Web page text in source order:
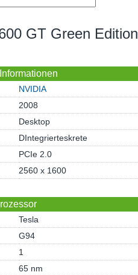
GT Green Edition
NVIDIA
2008
Desktop
DIntegrierteskrete
PCIe 2.0
2560 x 1600
Tesla
G94
1
65 nm